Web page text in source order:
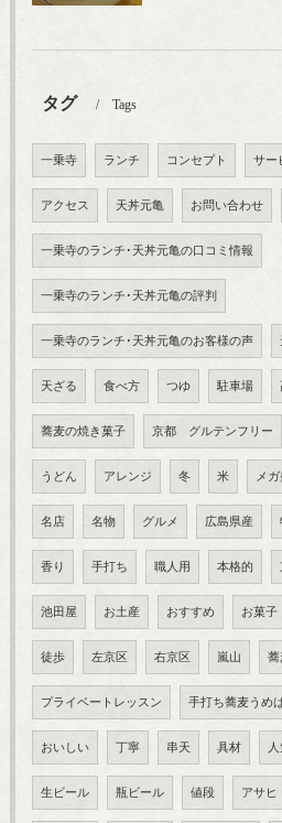
タグ Tags
一乗寺 ランチ コンセプト サー
アクセス 天丼元亀 お問い合わせ
一乗寺のランチ･天丼元亀の口コミ情報
一乗寺のランチ･天丼元亀の評判
一乗寺のランチ･天丼元亀のお客様の声
天ざる 食べ方 つゆ 駐車場
蕎麦の焼き菓子 京都 グルテンフリー
うどん アレンジ 冬 米 メガ
名店 名物 グルメ 広島県産
香り 手打ち 職人用 本格的
池田屋 お土産 おすすめ お菓子
徒歩 左京区 右京区 嵐山 蕎
プライベートレッスン 手打ち蕎麦うめ
おいしい 丁寧 串天 具材
生ビール 瓶ビール 値段 アサヒ